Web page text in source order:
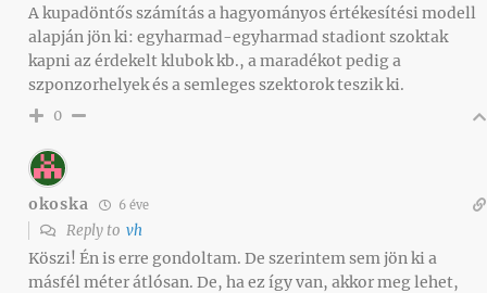
A kupadöntős számítás a hagyományos értékesítési modell
alapján jön ki: egyharmad-egyharmad stadiont szoktak
kapni az érdekelt klubok kb., a maradékot pedig a
szponzorhelyek és a semleges szektorok teszik ki.
0
okoska 6 éve
Reply to vh
Köszi! Én is erre gondoltam. De szerintem sem jön ki a
másfél méter átlósan. De, ha ez így van, akkor meg lehet,